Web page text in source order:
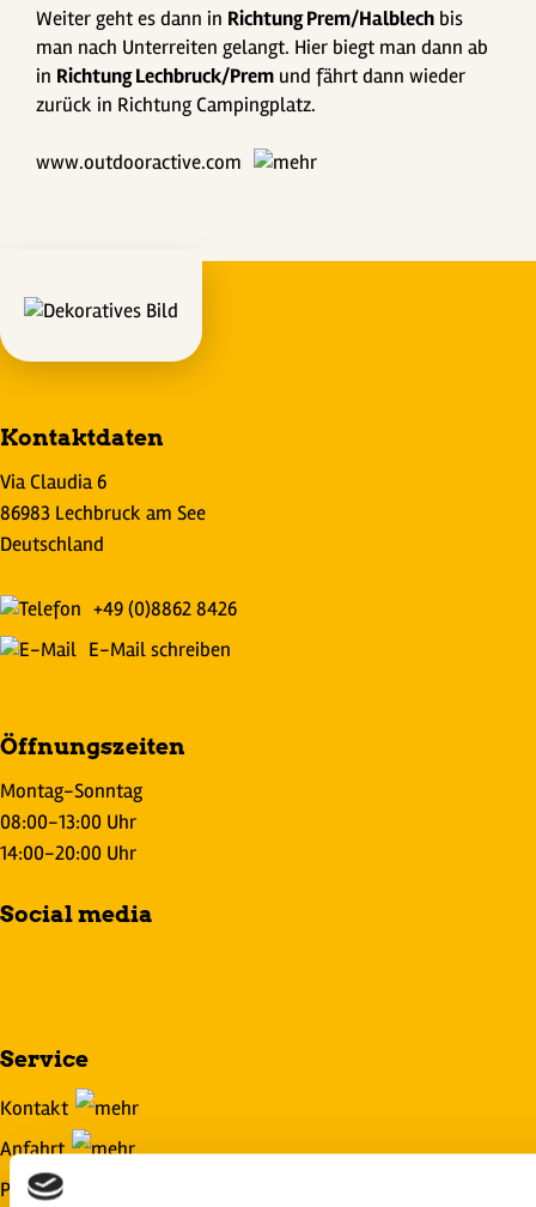
Weiter geht es dann in Richtung Prem/Halblech bis
man nach Unterreiten gelangt. Hier biegt man dann ab
in Richtung Lechbruck/Prem und fährt dann wieder
zurück in Richtung Campingplatz.
www.outdooractive.com
Kontaktdaten
Via Claudia 6
86983 Lechbruck am See
Deutschland
+49 (0)8862 8426
E-Mail schreiben
Öffnungszeiten
Montag-Sonntag
08:00-13:00 Uhr
14:00-20:00 Uhr
Social media
Service
Kontakt
Anfahrt
Platzordnung